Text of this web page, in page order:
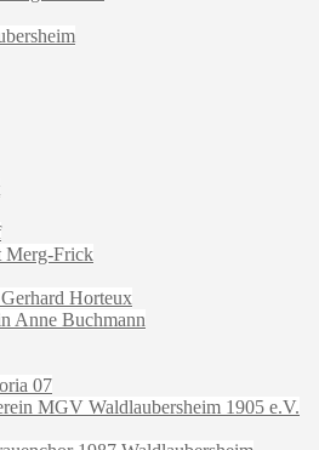
Merg-Frick
Horteux
Anne Buchmann
07
MGV Waldlaubersheim 1905 e.V.